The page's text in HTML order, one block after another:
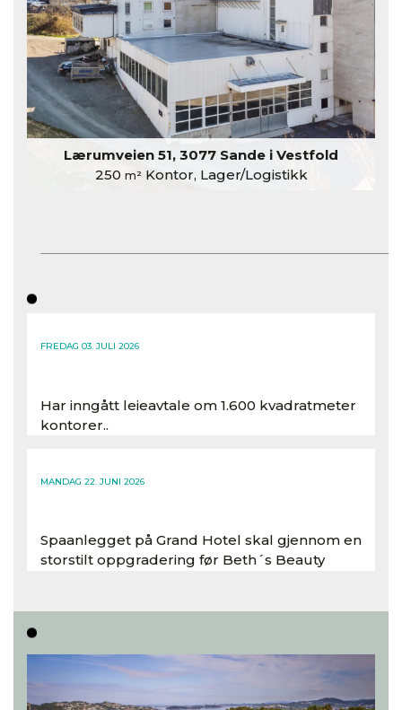
Lærumveien 51, 3077 Sande i Vestfold
250 m²Kontor, Lager/Logistikk
FREDAG 03. JULI 2026
Har inngått leieavtale om 1.600 kvadratmeter
kontorer..
MANDAG 22. JUNI 2026
Spaanlegget på Grand Hotel skal gjennom en
storstilt oppgradering før Beth´s Beauty
Les hele artikkelen